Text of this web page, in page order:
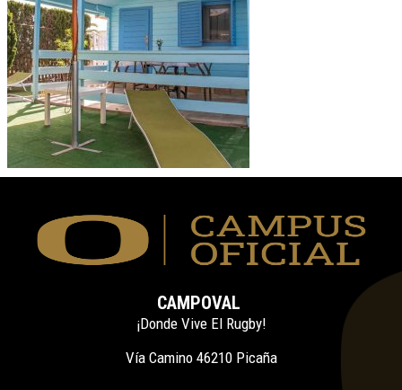
CAMPOVAL
¡Donde Vive El Rugby!
Vía Camino 46210 Picaña